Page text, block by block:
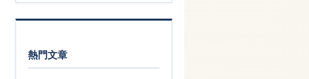
熱門文章